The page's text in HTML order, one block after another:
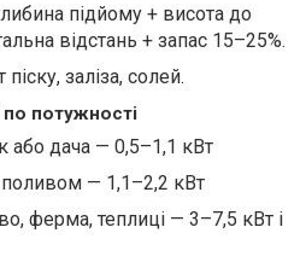
підйому + висота до
відстань + запас 15–25%.
заліза, солей.
по потужності
або дача — 0,5–1,1 кВт
— 1,1–2,2 кВт
ферма, теплиці — 3–7,5 кВт і